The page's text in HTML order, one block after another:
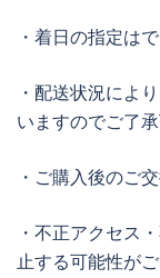
・着日の指定は
・配送状況によ
いますのでご了承
・ご購入後のご
・不正アクセス
止する可能性がご